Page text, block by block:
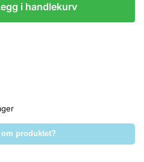
i handlekurv
produktet?